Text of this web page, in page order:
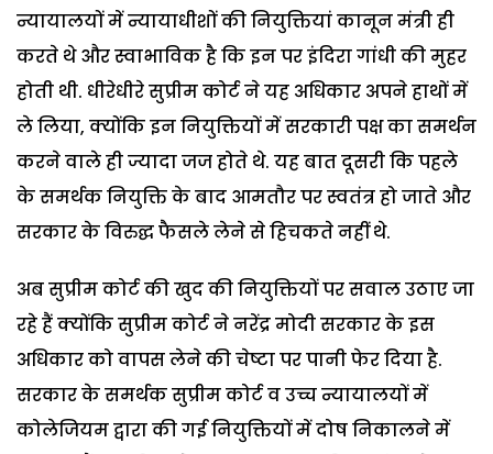
न्यायालयों में न्यायाधीशों की नियुक्तियां कानून मंत्री ही
करते थे और स्वाभाविक है कि इन पर इंदिरा गांधी की मुहर
होती थी. धीरेधीरे सुप्रीम कोर्ट ने यह अधिकार अपने हाथों में
ले लिया, क्योंकि इन नियुक्तियों में सरकारी पक्ष का समर्थन
करने वाले ही ज्यादा जज होते थे. यह बात दूसरी कि पहले
के समर्थक नियुक्ति के बाद आमतौर पर स्वतंत्र हो जाते और
सरकार के विरुद्घ फैसले लेने से हिचकते नहीं थे.
अब सुप्रीम कोर्ट की खुद की नियुक्तियों पर सवाल उठाए जा
रहे हैं क्योंकि सुप्रीम कोर्ट ने नरेंद्र मोदी सरकार के इस
अधिकार को वापस लेने की चेष्टा पर पानी फेर दिया है.
सरकार के समर्थक सुप्रीम कोर्ट व उच्च न्यायालयों में
कोलेजियम द्वारा की गई नियुक्तियों में दोष निकालने में